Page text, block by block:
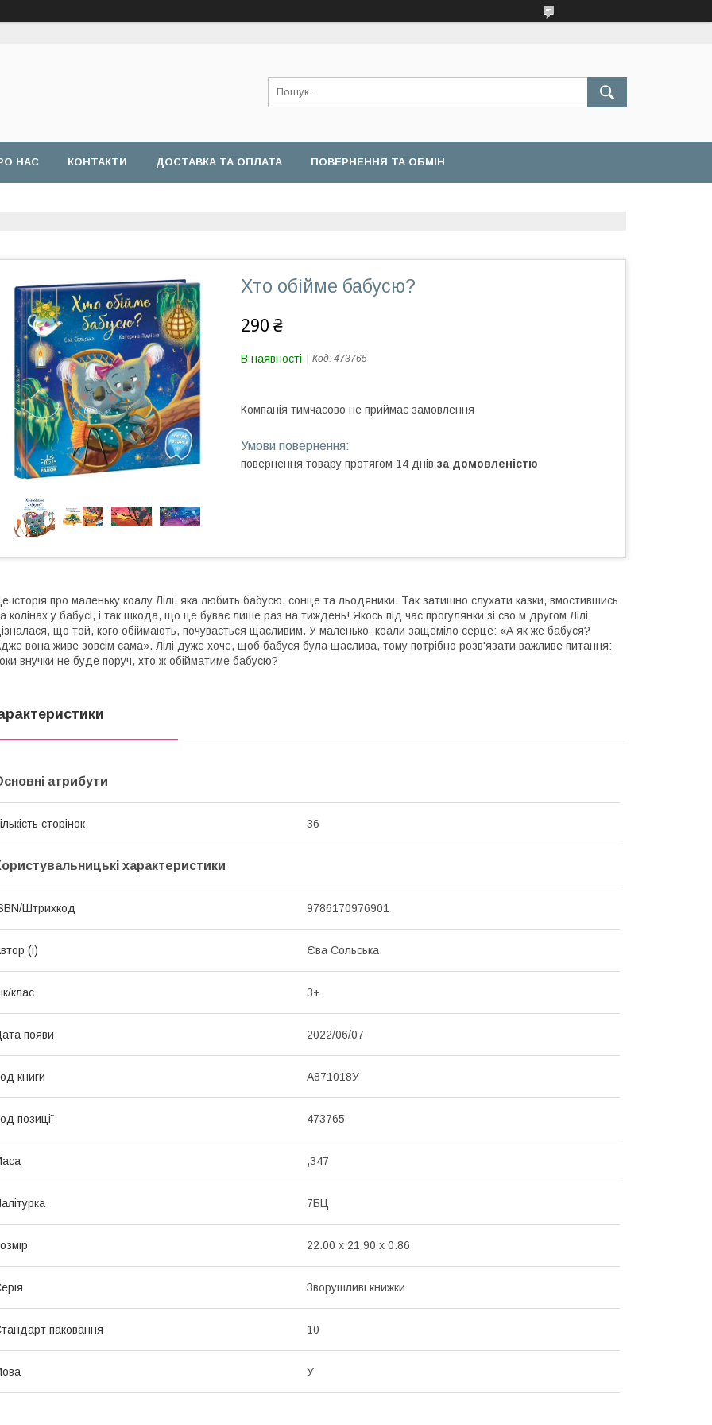
НАС КОНТАКТИ ДОСТАВКА ТА ОПЛАТА ПОВЕРНЕННЯ ТА ОБМІН
Хто обійме бабусю?
290 ₴
В наявності Код: 473765
Компанія тимчасово не приймає замовлення
повернення товару протягом 14 днів за домовленістю
історія про маленьку коалу Лілі, яка любить бабусю, сонце та льодяники. Так затишно слухати казки, вмостившись
колінах у бабусі, і так шкода, що це буває лише раз на тиждень! Якось під час прогулянки зі своїм другом Лілі
що той, кого обіймають, почувається щасливим. У маленької коали защеміло серце: «А як же бабуся?
вона живе зовсім сама». Лілі дуже хоче, щоб бабуся була щаслива, тому потрібно розв'язати важливе питання:
внучки не буде поруч, хто ж обійматиме бабусю?
атрибути
сторінок 36
характеристики
Штрихкод 9786170976901
(і) Єва Сольська
клас 3+
появи 2022/06/07
книги А871018У
позиції 473765
,347
7БЦ
22.00 x 21.90 x 0.86
Зворушливі книжки
паковання 10
У